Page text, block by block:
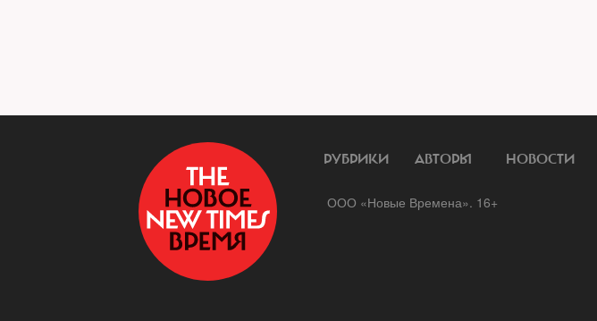
РУБРИКИ АВТОРЫ НОВОСТИ
ООО «Новые Времена». 16+